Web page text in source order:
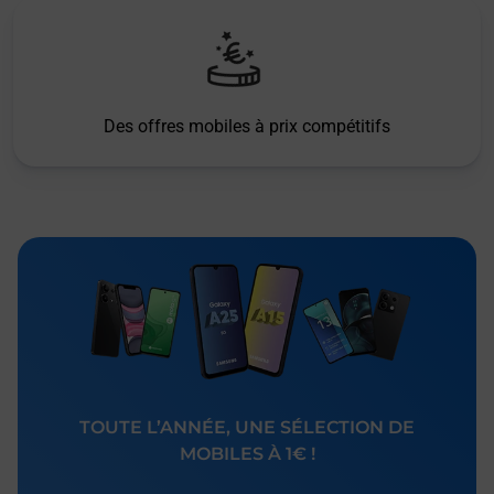
Des offres mobiles à prix compétitifs
TOUTE L’ANNÉE, UNE SÉLECTION DE
MOBILES À 1€ !